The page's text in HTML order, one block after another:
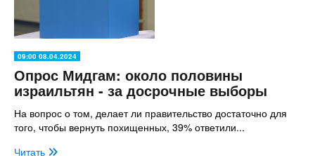
09:00 08.04.2024
Опрос Мидгам: около половины
израильтян - за досрочные выборы
На вопрос о том, делает ли правительство достаточно для
того, чтобы вернуть похищенных, 39% ответили...
Читать